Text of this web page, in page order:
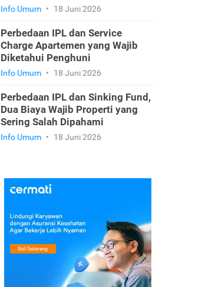
Info Umum • 18 Juni 2026
Perbedaan IPL dan Service
Charge Apartemen yang Wajib
Diketahui Penghuni
Info Umum • 18 Juni 2026
Perbedaan IPL dan Sinking Fund,
Dua Biaya Wajib Properti yang
Sering Salah Dipahami
Info Umum • 18 Juni 2026